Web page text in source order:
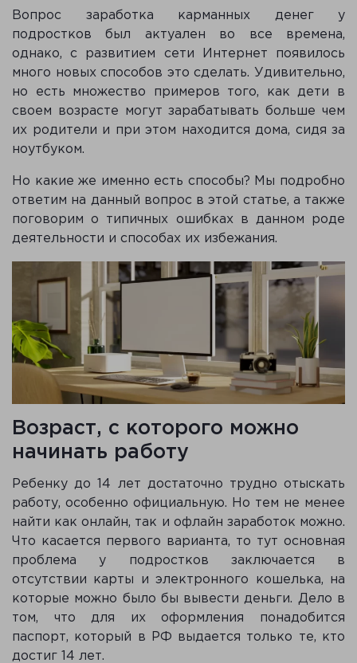
Вопрос заработка карманных денег у
подростков был актуален во все времена,
однако, с развитием сети Интернет появилось
много новых способов это сделать. Удивительно,
но есть множество примеров того, как дети в
своем возрасте могут зарабатывать больше чем
их родители и при этом находится дома, сидя за
ноутбуком.
Но какие же именно есть способы? Мы подробно
ответим на данный вопрос в этой статье, а также
поговорим о типичных ошибках в данном роде
деятельности и способах их избежания.
Возраст, с которого можно
начинать работу
Ребенку до 14 лет достаточно трудно отыскать
работу, особенно официальную. Но тем не менее
найти как онлайн, так и офлайн заработок можно.
Что касается первого варианта, то тут основная
проблема у подростков заключается в
отсутствии карты и электронного кошелька, на
которые можно было бы вывести деньги. Дело в
том, что для их оформления понадобится
паспорт, который в РФ выдается только те, кто
достиг 14 лет.